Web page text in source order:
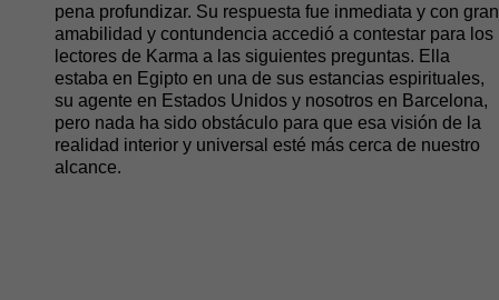
pena profundizar. Su respuesta fue inmediata y con gran
amabilidad y contundencia accedió a contestar para los
lectores de Karma a las siguientes preguntas. Ella
estaba en Egipto en una de sus estancias espirituales,
su agente en Estados Unidos y nosotros en Barcelona,
pero nada ha sido obstáculo para que esa visión de la
realidad interior y universal esté más cerca de nuestro
alcance.